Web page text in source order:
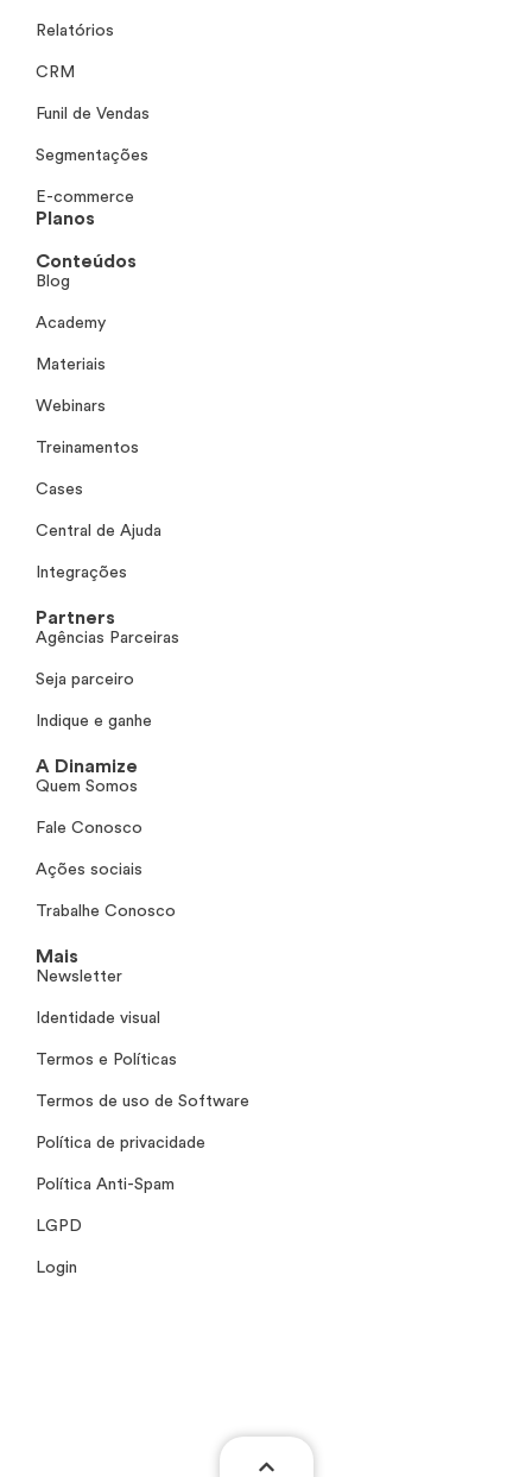
Relatórios
CRM
Funil de Vendas
Segmentações
E-commerce
Planos
Conteúdos
Blog
Academy
Materiais
Webinars
Treinamentos
Cases
Central de Ajuda
Integrações
Partners
Agências Parceiras
Seja parceiro
Indique e ganhe
A Dinamize
Quem Somos
Fale Conosco
Ações sociais
Trabalhe Conosco
Mais
Newsletter
Identidade visual
Termos e Políticas
Termos de uso de Software
Política de privacidade
Política Anti-Spam
LGPD
Login